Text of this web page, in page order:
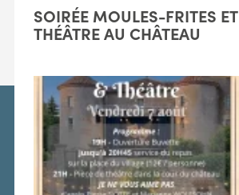
SOIRÉE MOULES-FRITES ET
THÉÂTRE AU CHÂTEAU